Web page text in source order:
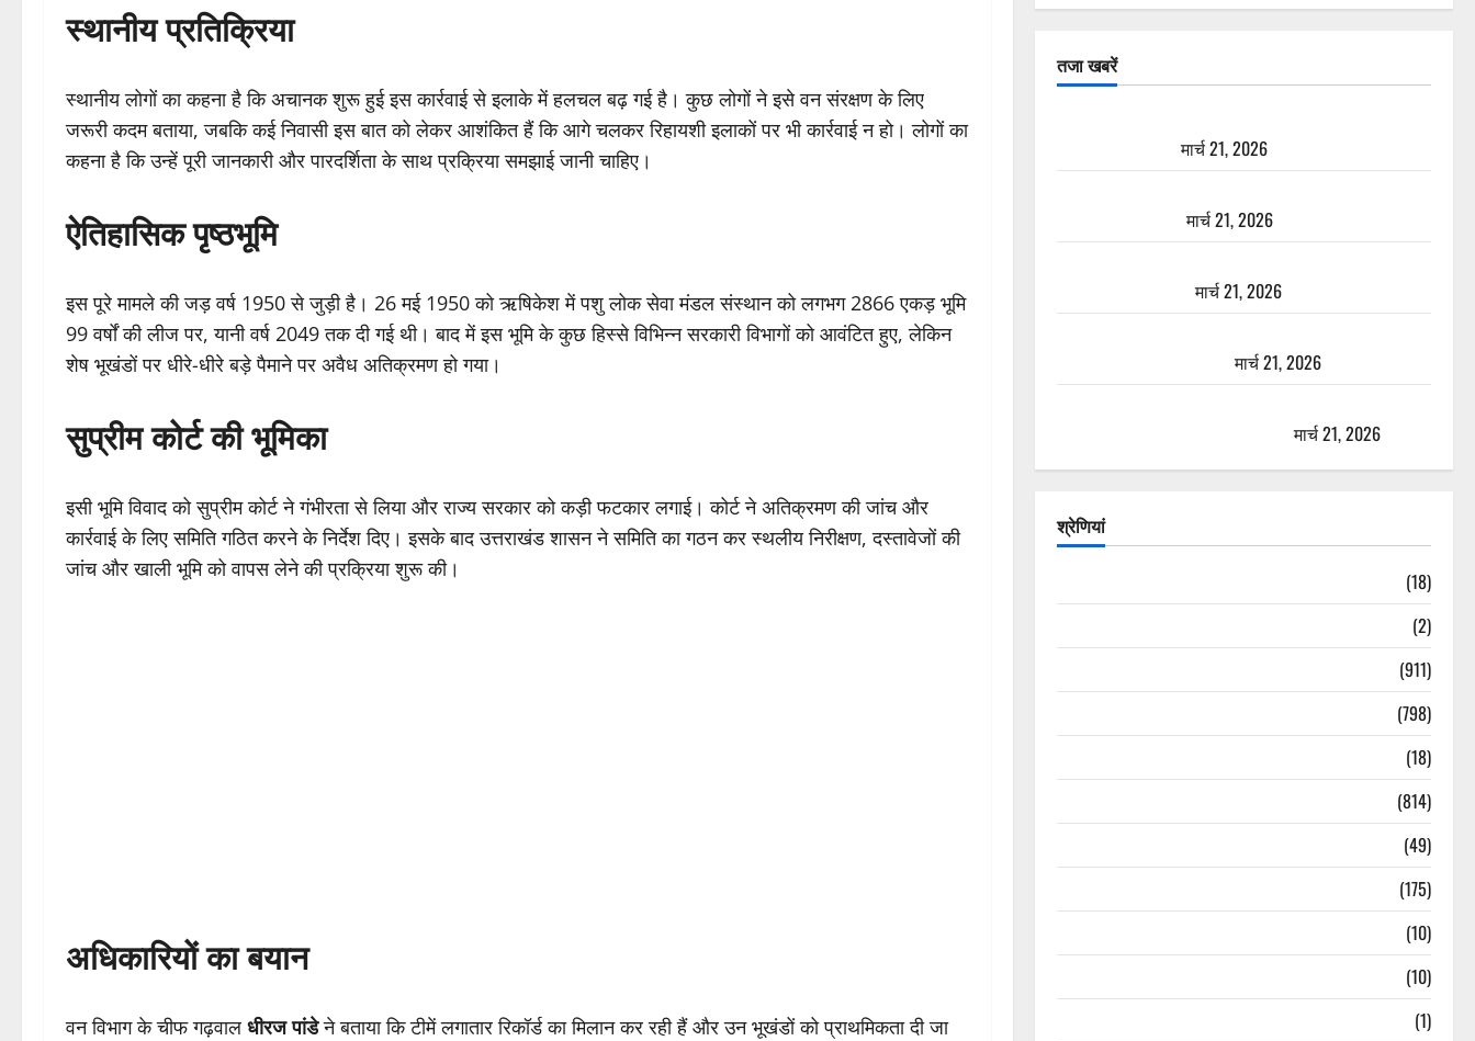
स्थानीय प्रतिक्रिया
स्थानीय लोगों का कहना है कि अचानक शुरू हुई इस कार्रवाई से इलाके में हलचल बढ़ गई है। कुछ लोगों ने इसे वन संरक्षण के लिए
जरूरी कदम बताया, जबकि कई निवासी इस बात को लेकर आशंकित हैं कि आगे चलकर रिहायशी इलाकों पर भी कार्रवाई न हो। लोगों का
कहना है कि उन्हें पूरी जानकारी और पारदर्शिता के साथ प्रक्रिया समझाई जानी चाहिए।
ऐतिहासिक पृष्ठभूमि
इस पूरे मामले की जड़ वर्ष 1950 से जुड़ी है। 26 मई 1950 को ऋषिकेश में पशु लोक सेवा मंडल संस्थान को लगभग 2866 एकड़ भूमि
99 वर्षों की लीज पर, यानी वर्ष 2049 तक दी गई थी। बाद में इस भूमि के कुछ हिस्से विभिन्न सरकारी विभागों को आवंटित हुए, लेकिन
शेष भूखंडों पर धीरे-धीरे बड़े पैमाने पर अवैध अतिक्रमण हो गया।
सुप्रीम कोर्ट की भूमिका
इसी भूमि विवाद को सुप्रीम कोर्ट ने गंभीरता से लिया और राज्य सरकार को कड़ी फटकार लगाई। कोर्ट ने अतिक्रमण की जांच और
कार्रवाई के लिए समिति गठित करने के निर्देश दिए। इसके बाद उत्तराखंड शासन ने समिति का गठन कर स्थलीय निरीक्षण, दस्तावेजों की
जांच और खाली भूमि को वापस लेने की प्रक्रिया शुरू की।
अधिकारियों का बयान
वन विभाग के चीफ गढ़वाल धीरज पांडेने बताया कि टीमें लगातार रिकॉर्ड का मिलान कर रही हैं और उन भूखंडों को प्राथमिकता दी जा
तजा खबरें
मार्च 21, 2026
मार्च 21, 2026
मार्च 21, 2026
मार्च 21, 2026
मार्च 21, 2026
श्रेणियां
(18)
(2)
(911)
(798)
(18)
(814)
(49)
(175)
(10)
(10)
(1)